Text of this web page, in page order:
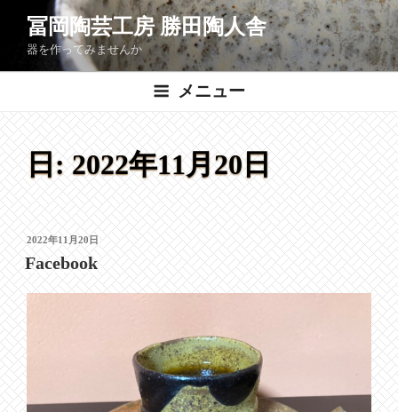
ン
へ
ス
キ
ッ
プ
冨岡陶芸工房 勝田陶人舎
器を作ってみませんか
メニュー
日:2022年11月20日
投
稿
日:
2022年11月20日
Facebook